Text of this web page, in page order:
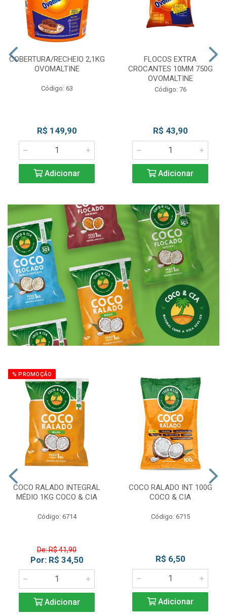
COBERTURA/RECHEIO 2,1KG
OVOMALTINE
Código: 63
R$ 149,90
Adicionar
FLOCOS EXTRA
CROCANTES 10MM 750G
OVOMALTINE
Código: 76
R$ 43,90
Adicionar
% PROMOÇÃO
COCO RALADO INTEGRAL
MÉDIO 1KG COCO & CIA
Código: 6714
De: R$ 41,90
Por: R$ 34,50
Adicionar
COCO RALADO INT 100G
COCO & CIA
Código: 6715
R$ 6,50
Adicionar